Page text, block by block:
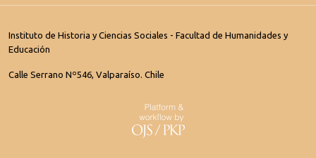
Instituto de Historia y Ciencias Sociales - Facultad de Humanidades y
Educación
Calle Serrano Nº546, Valparaíso. Chile